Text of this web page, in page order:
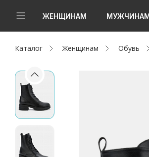
ЖЕНЩИНАМ МУЖЧИНАМ
Новинки
Женщинам
Мужчинам
Капсула
Каталог Женщинам Обувь